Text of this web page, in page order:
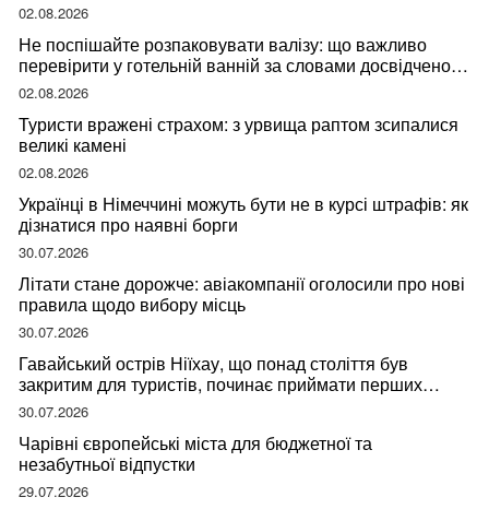
02.08.2026
Не поспішайте розпаковувати валізу: що важливо
перевірити у готельній ванній за словами досвідченої
мандрівниці
02.08.2026
Туристи вражені страхом: з урвища раптом зсипалися
великі камені
02.08.2026
Українці в Німеччині можуть бути не в курсі штрафів: як
дізнатися про наявні борги
30.07.2026
Літати стане дорожче: авіакомпанії оголосили про нові
правила щодо вибору місць
30.07.2026
Гавайський острів Ніїхау, що понад століття був
закритим для туристів, починає приймати перших
відвідувачів
30.07.2026
Чарівні європейські міста для бюджетної та
незабутньої відпустки
29.07.2026